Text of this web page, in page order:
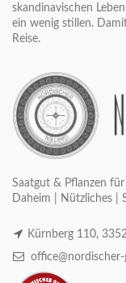
skandinavischen
ein wenig stillen.
Reise.
Saatgut & Pflanzen
Daheim | Nützliches |
Kürnberg 110,